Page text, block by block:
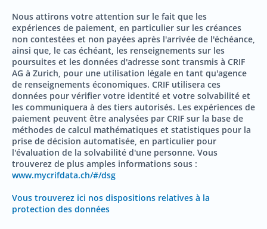
Nous attirons votre attention sur le fait que les
expériences de paiement, en particulier sur les créances
non contestées et non payées après l'arrivée de l'échéance,
ainsi que, le cas échéant, les renseignements sur les
poursuites et les données d'adresse sont transmis à CRIF
AG à Zurich, pour une utilisation légale en tant qu'agence
de renseignements économiques. CRIF utilisera ces
données pour vérifier votre identité et votre solvabilité et
les communiquera à des tiers autorisés. Les expériences de
paiement peuvent être analysées par CRIF sur la base de
méthodes de calcul mathématiques et statistiques pour la
prise de décision automatisée, en particulier pour
l'évaluation de la solvabilité d'une personne. Vous
trouverez de plus amples informations sous :
www.mycrifdata.ch/#/dsg
Vous trouverez ici nos dispositions relatives à la
protection des données